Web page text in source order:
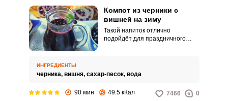
Компот из черники с
вишней на зиму
Такой напиток отлично
подойдёт для праздничного
поколение.
ИНГРЕДИЕНТЫ
черника, вишня, сахар-песок, вода
90 мин 49.5 кКал 7466 0